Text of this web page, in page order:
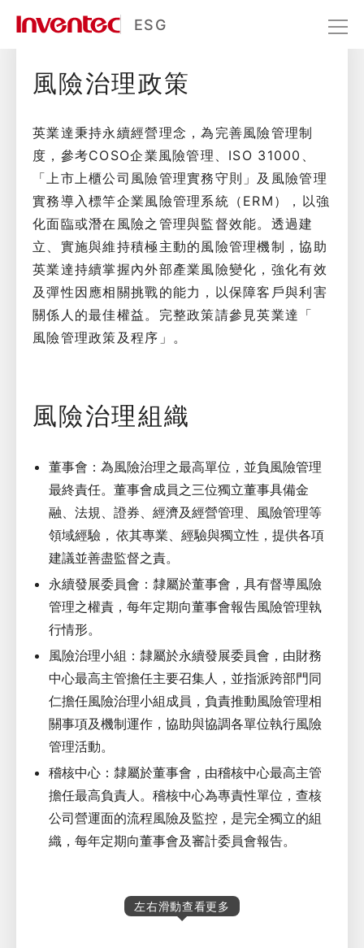
ESG
風險治理
公司治理 風險治理
風險治理政策
英業達秉持永續經營理念，為完善風險管理制
度，參考COSO企業風險管理、ISO 31000、
「上市上櫃公司風險管理實務守則」及風險管理
實務導入標竿企業風險管理系統（ERM），以強
化面臨或潛在風險之管理與監督效能。透過建
立、實施與維持積極主動的風險管理機制，協助
英業達持續掌握內外部產業風險變化，強化有效
及彈性因應相關挑戰的能力，以保障客戶與利害
關係人的最佳權益。完整政策請參見英業達「
風險管理政策及程序 」。
風險治理組織
董事會：為風險治理之最高單位，並負風險管理
最終責任。董事會成員之三位獨立董事具備金
融、法規、證券、經濟及經營管理、風險管理等
領域經驗， 依其專業、經驗與獨立性，提供各項
建議並善盡監督之責。
永續發展委員會：隸屬於董事會，具有督導風險
管理之權責，每年定期向董事會報告風險管理執
行情形。
風險治理小組：隸屬於永續發展委員會，由財務
中心最高主管擔任主要召集人，並指派跨部門同
仁擔任風險治理小組成員，負責推動風險管理相
關事項及機制運作，協助與協調各單位執行風險
管理活動。
稽核中心：隸屬於董事會，由稽核中心最高主管
擔任最高負責人。稽核中心為專責性單位，查核
公司營運面的流程風險及監控，是完全獨立的組
織，每年定期向董事會及審計委員會報告。
左右滑動查看更多